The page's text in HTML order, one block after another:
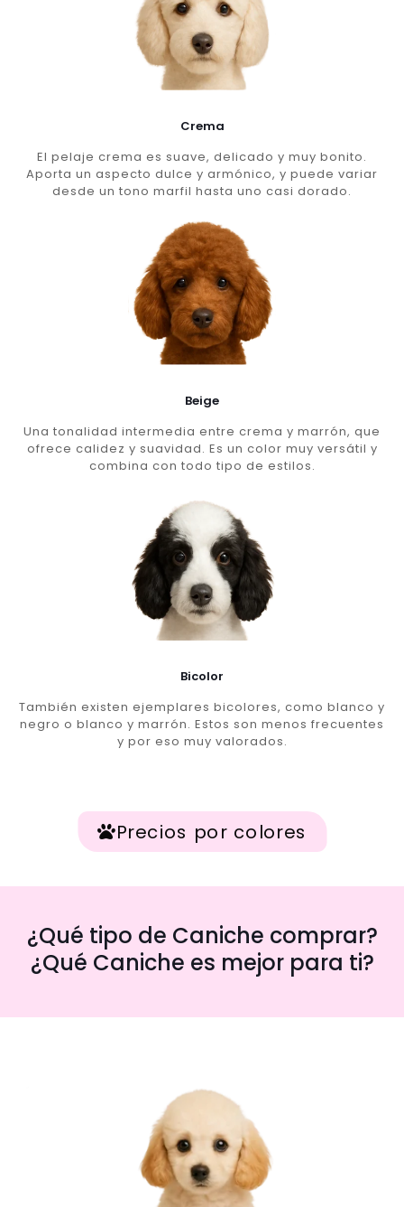
Crema
El pelaje crema es suave, delicado y muy bonito.
Aporta un aspecto dulce y armónico, y puede variar
desde un tono marfil hasta uno casi dorado.
Beige
Una tonalidad intermedia entre crema y marrón, que
ofrece calidez y suavidad. Es un color muy versátil y
combina con todo tipo de estilos.
Bicolor
También existen ejemplares bicolores, como blanco y
negro o blanco y marrón. Estos son menos frecuentes
y por eso muy valorados.
Precios por colores
¿Qué tipo de Caniche comprar?
¿Qué Caniche es mejor para ti?